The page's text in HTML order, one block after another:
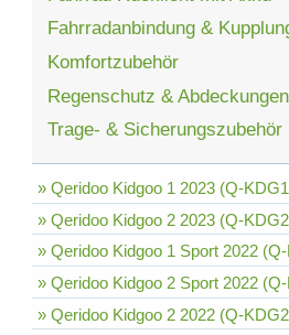
Fahrradanbindung &
Komfortzubehör
Regenschutz & Abdeckungen
Trage- & Sicherungszubehör
» Qeridoo Kidgoo 1 2023 (Q-
» Qeridoo Kidgoo 2 2023 (Q-
» Qeridoo Kidgoo 1 Sport 2022
» Qeridoo Kidgoo 2 Sport 2022
» Qeridoo Kidgoo 2 2022 (Q-